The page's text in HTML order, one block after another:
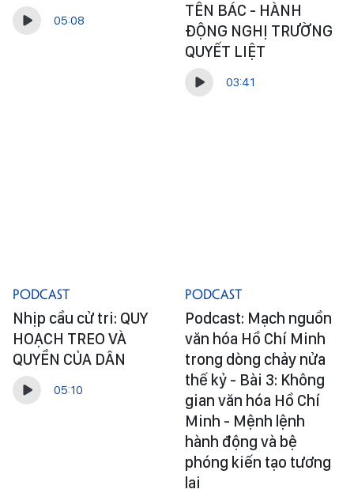
05:08
TÊN BÁC - HÀNH
ĐỘNG NGHỊ TRƯỜNG
QUYẾT LIỆT
03:41
Podcast
Nhịp cầu cử tri: QUY
HOẠCH TREO VÀ
QUYỀN CỦA DÂN
05:10
Podcast
Podcast: Mạch nguồn
văn hóa Hồ Chí Minh
trong dòng chảy nửa
thế kỷ - Bài 3: Không
gian văn hóa Hồ Chí
Minh - Mệnh lệnh
hành động và bệ
phóng kiến tạo tương
lai